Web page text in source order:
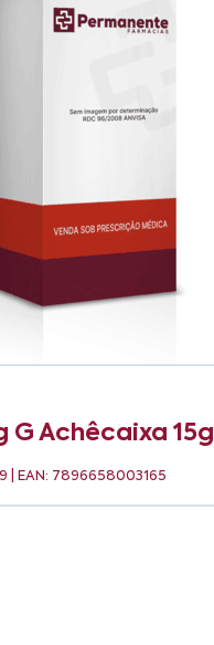
G Achêcaixa 15g
| EAN: 7896658003165